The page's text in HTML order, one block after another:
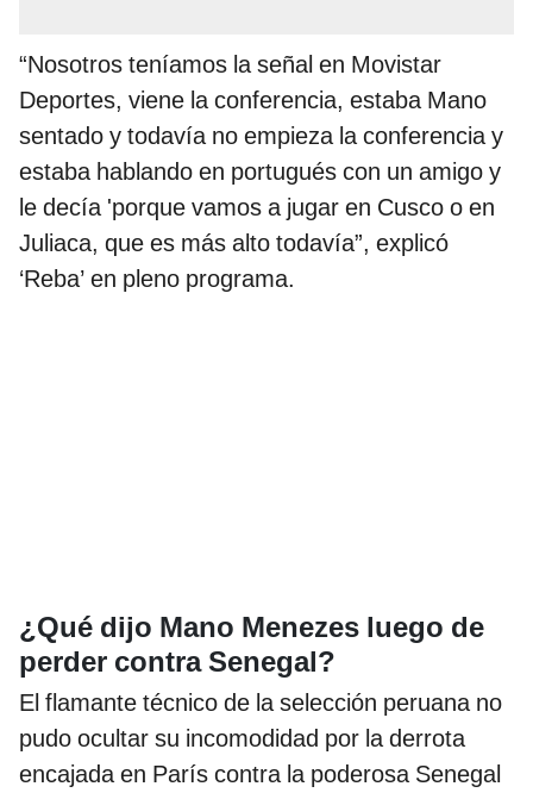
“Nosotros teníamos la señal en Movistar
Deportes, viene la conferencia, estaba Mano
sentado y todavía no empieza la conferencia y
estaba hablando en portugués con un amigo y
le decía 'porque vamos a jugar en Cusco o en
Juliaca, que es más alto todavía”, explicó
‘Reba’ en pleno programa.
¿Qué dijo Mano Menezes luego de
perder contra Senegal?
El flamante técnico de la selección peruana no
pudo ocultar su incomodidad por la derrota
encajada en París contra la poderosa Senegal